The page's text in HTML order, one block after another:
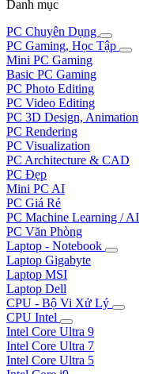
Danh mục
PC Chuyên Dụng
PC Gaming, Học Tập
Mini PC Gaming
Basic PC Gaming
PC Photo Editing
PC Video Editing
PC 3D Design, Animation
PC Rendering
PC Visualization
PC Architecture & CAD
PC Đẹp
Mini PC AI
PC Giá Rẻ
PC Machine Learning / AI
PC Văn Phòng
Laptop - Notebook
Laptop Gigabyte
Laptop MSI
Laptop Dell
CPU - Bộ Vi Xử Lý
CPU Intel
Intel Core Ultra 9
Intel Core Ultra 7
Intel Core Ultra 5